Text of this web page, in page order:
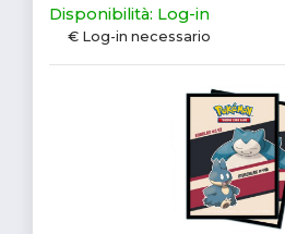
Disponibilità: Log-in
€ Log-in necessario